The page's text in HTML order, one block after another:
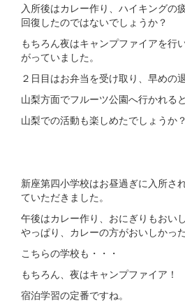
入所後はカレー作り、ハイキングの
回復したのではないでしょうか？
もちろん夜はキャンプファイアを行
がっていました。
２日目はお弁当を受け取り、早めの
山梨方面でフルーツ公園へ行かれる
山梨での活動も楽しめたでしょうか？
新座第四小学校はお昼過ぎに入所さ
ていただきました。
午後はカレー作り、おにぎりもおい
やっぱり、カレーの方がおいしかっ
こちらの学校も・・・
もちろん、夜はキャンプファイア！
宿泊学習の定番ですね。